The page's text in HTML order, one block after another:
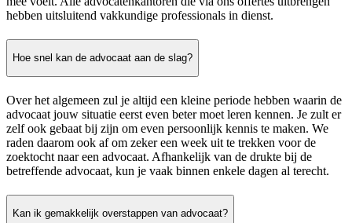
hebben uitsluitend vakkundige professionals in dienst.
Hoe snel kan de advocaat aan de slag?
Over het algemeen zul je altijd een kleine periode hebben waarin de
advocaat jouw situatie eerst even beter moet leren kennen. Je zult er
zelf ook gebaat bij zijn om even persoonlijk kennis te maken. We
raden daarom ook af om zeker een week uit te trekken voor de
zoektocht naar een advocaat. Afhankelijk van de drukte bij de
betreffende advocaat, kun je vaak binnen enkele dagen al terecht.
Kan ik gemakkelijk overstappen van advocaat?